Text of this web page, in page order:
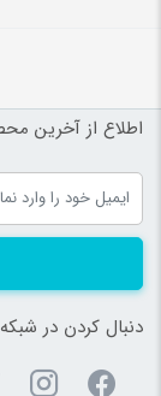
اطلاع از آخرین
دنبال کردن در